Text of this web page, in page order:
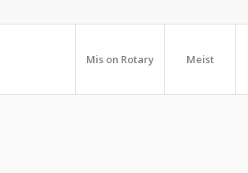
Mis on Rotary Meist